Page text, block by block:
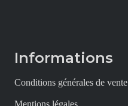
Informations
Conditions générales de vente